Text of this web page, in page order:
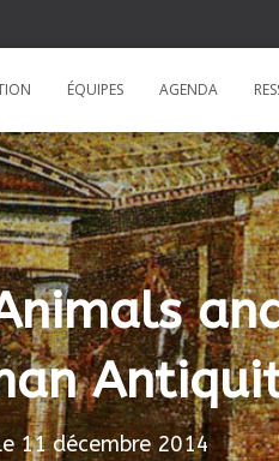
ÉQUIPES AGENDA
11 décembre 2014